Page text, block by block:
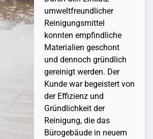
umweltfreundlicher
Reinigungsmittel
konnten empfindliche
Materialien geschont
und dennoch gründlich
gereinigt werden. Der
Kunde war begeistert von
der Effizienz und
Gründlichkeit der
Reinigung, die das
Bürogebäude in neuem